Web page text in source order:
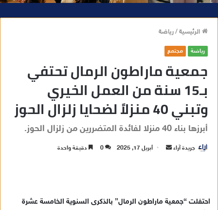
الرئيسية/رياضة
رياضة مجتمع
جمعية ماراطون الرمال تحتفي
بـ15 سنة من العمل الخيري
وتبني 40 منزلاً لضحايا زلزال الحوز
أبرزها بناء 40 منزلا لفائدة المتضررين من زلزال الحوز.
جريدة آراء أبريل 17, 2025 0 دقيقة واحدة
احتفلت “جمعية ماراطون الرمال” بالذكرى السنوية الخامسة عشرة